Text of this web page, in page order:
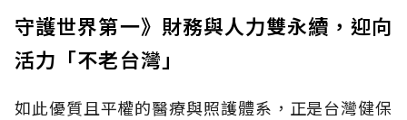
守護世界第一》財務與人力雙永續，迎向
活力「不老台灣」
如此優質且平權的醫療與照護體系，正是台灣健保